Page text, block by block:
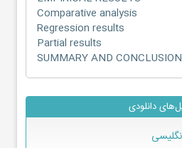
Comparative analysis
Regression results
Partial results
SUMMARY AND
دانلودی